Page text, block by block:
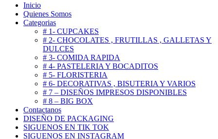
Inicio
Quienes Somos
Categorias
# 1- CUPCAKES
# 2- CHOCOLATES , FRUTILLAS , GALLETAS Y
DULCES
# 3- COMIDA RAPIDA
# 4- PASTELERIA Y BOCADITOS
# 5- FLORISTERIA
# 6- DECORATIVAS , BISUTERIA Y VARIOS
# 7 – DISEÑOS IMPRESOS DISPONIBLES
# 8 – BIG BOX
Contactanos
DISEÑO DE PACKAGING
SIGUENOS EN TIK TOK
SIGUENOS EN INSTAGRAM